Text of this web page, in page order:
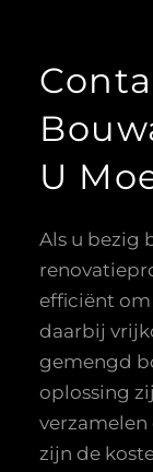
U
Als u bezig
efficiënt
daarbij
gemengd
oplossing
verzamelen
zijn de